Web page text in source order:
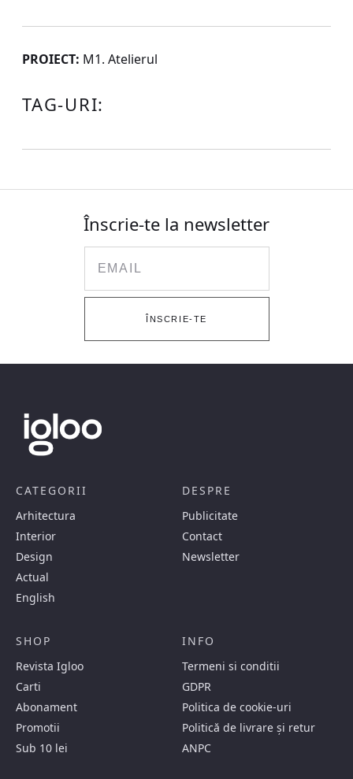
PROIECT: M1. Atelierul
TAG-URI:
Înscrie-te la newsletter
ÎNSCRIE-TE
CATEGORII
Arhitectura
Interior
Design
Actual
English
DESPRE
Publicitate
Contact
Newsletter
SHOP
Revista Igloo
Carti
Abonament
Promotii
Sub 10 lei
INFO
Termeni si conditii
GDPR
Politica de cookie-uri
Politică de livrare și retur
ANPC